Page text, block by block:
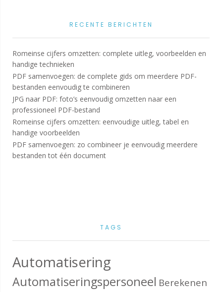
RECENTE BERICHTEN
Romeinse cijfers omzetten: complete uitleg, voorbeelden en
handige technieken
PDF samenvoegen: de complete gids om meerdere PDF-
bestanden eenvoudig te combineren
JPG naar PDF: foto’s eenvoudig omzetten naar een
professioneel PDF-bestand
Romeinse cijfers omzetten: eenvoudige uitleg, tabel en
handige voorbeelden
PDF samenvoegen: zo combineer je eenvoudig meerdere
bestanden tot één document
TAGS
Automatisering
Automatiseringspersoneel Berekenen